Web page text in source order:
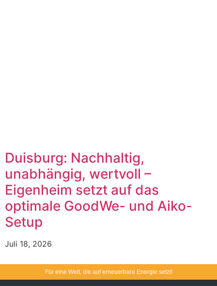
Duisburg: Nachhaltig,
unabhängig, wertvoll –
Eigenheim setzt auf das
optimale GoodWe- und Aiko-
Setup
Juli 18, 2026
Für eine Welt, die auf erneuerbare Energie setzt!